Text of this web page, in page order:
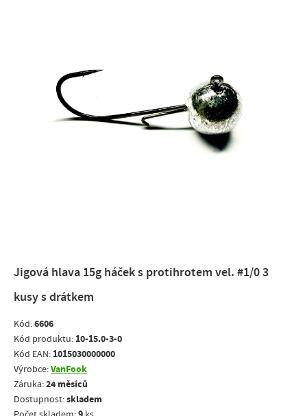
Jigová hlava 15g háček s protihrotem vel. #1/0 3
kusy s drátkem
Kód:6606
Kód produktu: 10-15.0-3-0
Kód EAN: 1015030000000
Výrobce:VanFook
Záruka:24 měsíců
Dostupnost:skladem